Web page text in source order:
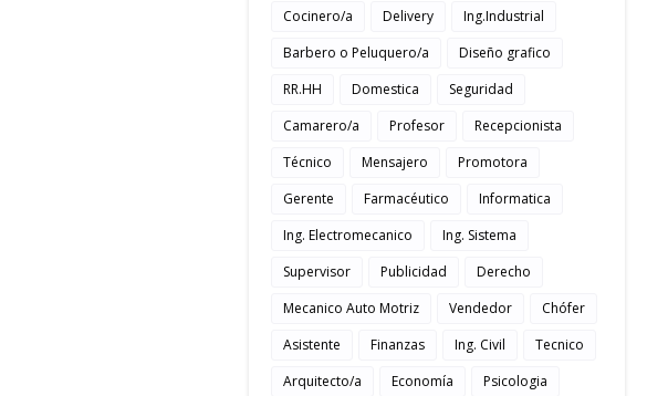
Cocinero/a
Delivery
Ing.Industrial
Barbero o Peluquero/a
Diseño grafico
RR.HH
Domestica
Seguridad
Camarero/a
Profesor
Recepcionista
Técnico
Mensajero
Promotora
Gerente
Farmacéutico
Informatica
Ing. Electromecanico
Ing. Sistema
Supervisor
Publicidad
Derecho
Mecanico Auto Motriz
Vendedor
Chófer
Asistente
Finanzas Ing. Civil
Tecnico
Arquitecto/a
Economía
Psicologia